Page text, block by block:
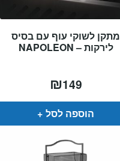
מתקן לשוקי עוף עם בסיס
לירקות – NAPOLEON
₪149
הוספה לסל